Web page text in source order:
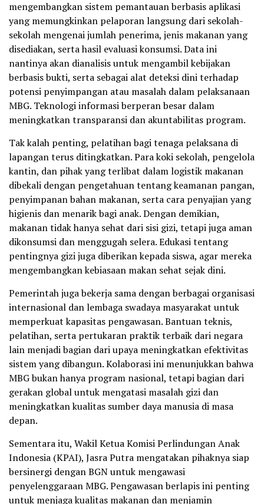
mengembangkan sistem pemantauan berbasis aplikasi
yang memungkinkan pelaporan langsung dari sekolah-
sekolah mengenai jumlah penerima, jenis makanan yang
disediakan, serta hasil evaluasi konsumsi. Data ini
nantinya akan dianalisis untuk mengambil kebijakan
berbasis bukti, serta sebagai alat deteksi dini terhadap
potensi penyimpangan atau masalah dalam pelaksanaan
MBG. Teknologi informasi berperan besar dalam
meningkatkan transparansi dan akuntabilitas program.
Tak kalah penting, pelatihan bagi tenaga pelaksana di
lapangan terus ditingkatkan. Para koki sekolah, pengelola
kantin, dan pihak yang terlibat dalam logistik makanan
dibekali dengan pengetahuan tentang keamanan pangan,
penyimpanan bahan makanan, serta cara penyajian yang
higienis dan menarik bagi anak. Dengan demikian,
makanan tidak hanya sehat dari sisi gizi, tetapi juga aman
dikonsumsi dan menggugah selera. Edukasi tentang
pentingnya gizi juga diberikan kepada siswa, agar mereka
mengembangkan kebiasaan makan sehat sejak dini.
Pemerintah juga bekerja sama dengan berbagai organisasi
internasional dan lembaga swadaya masyarakat untuk
memperkuat kapasitas pengawasan. Bantuan teknis,
pelatihan, serta pertukaran praktik terbaik dari negara
lain menjadi bagian dari upaya meningkatkan efektivitas
sistem yang dibangun. Kolaborasi ini menunjukkan bahwa
MBG bukan hanya program nasional, tetapi bagian dari
gerakan global untuk mengatasi masalah gizi dan
meningkatkan kualitas sumber daya manusia di masa
depan.
Sementara itu, Wakil Ketua Komisi Perlindungan Anak
Indonesia (KPAI), Jasra Putra mengatakan pihaknya siap
bersinergi dengan BGN untuk mengawasi
penyelenggaraan MBG. Pengawasan berlapis ini penting
untuk menjaga kualitas makanan dan menjamin